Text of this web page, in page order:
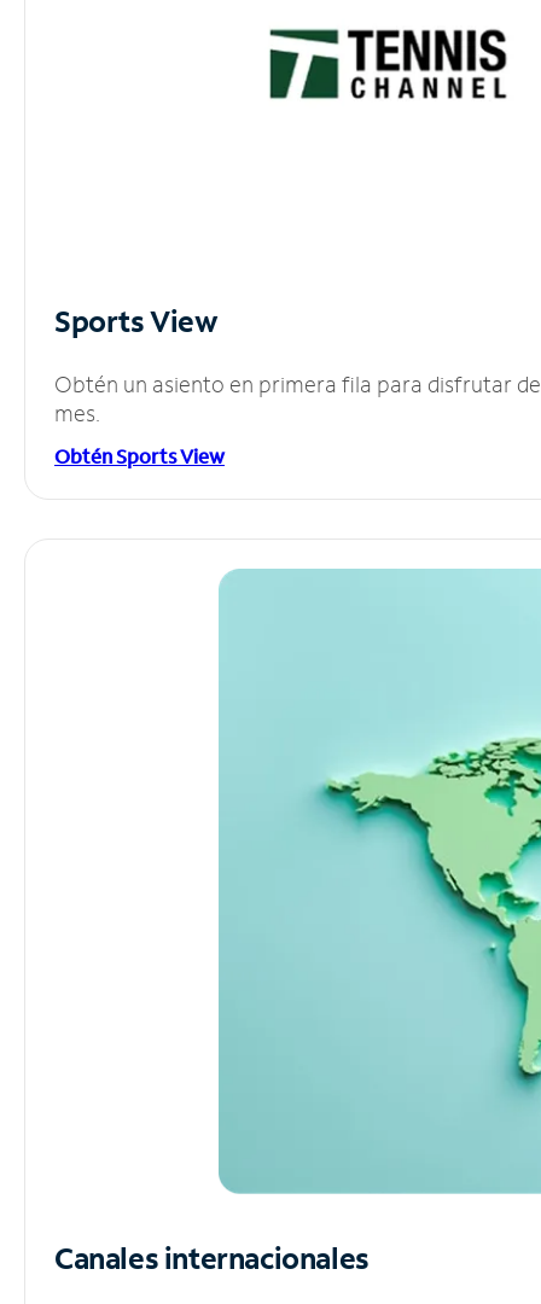
Sports View
Obtén un asiento en primera fila para disfrutar
mes.
Obtén Sports View
Canales internacionales